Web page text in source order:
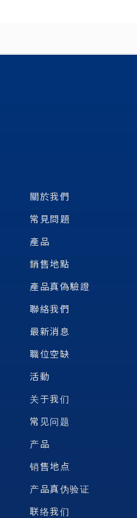
關於我們
常見問題
產品
銷售地點
產品真偽驗證
聯絡我們
最新消息
職位空缺
活動
关于我们
常见问题
产品
销售地点
产品真伪验证
联络我们